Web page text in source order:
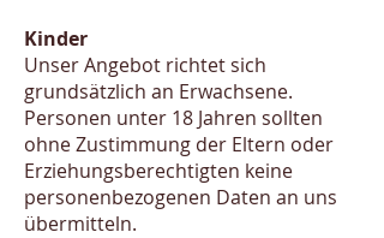
Kinder
Unser Angebot richtet sich
grundsätzlich an Erwachsene.
Personen unter 18 Jahren sollten
ohne Zustimmung der Eltern oder
Erziehungsberechtigten keine
personenbezogenen Daten an uns
übermitteln.